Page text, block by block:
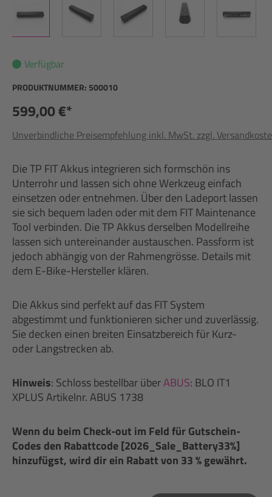
Verfügbar
PRODUKTNUMMER: 500010
599,00 €*
Unverbindliche Preisempfehlung inkl. MwSt. zzgl.
Die TP FIT Akkus integrieren sich formschön ins
Unterrohr und lassen sich ohne Werkzeug einfach
einsetzen oder entnehmen. Über den Ladeport lassen
sie sich bequem laden oder mit dem FIT Maintenance
Tool verbinden. Die TP Akkus derselben Modellreihe
lassen sich untereinander austauschen. Passform ist
jedoch abhängig von der Rahmengrösse. Details mit
dem E-Bike-Hersteller klären.
Die Akkus sind perfekt auf das FIT System
abgestimmt und funktionieren sicher und zuverlässig.
Sie decken einen breiten Einsatzbereich für Kurz-
oder Langstrecken ab.
Hinweis: Schloss bestellbar überABUS: BLO IT1
XPLUS Artikelnr. ABUS 1738
Wenn du beim Check-out im Feld für Gutschein-
Codes den Rabattcode [2026_Sale_Battery33%]
hinzufügst, wird dir ein Rabatt von 33 % gewährt.